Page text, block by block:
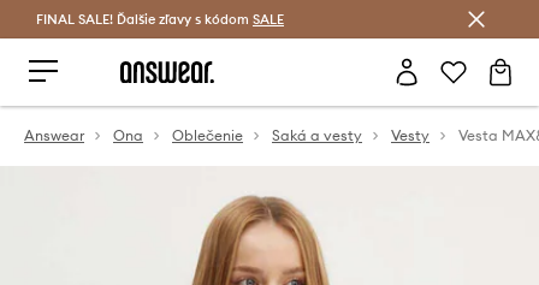
Šetrite s Answear Club >
FINAL SALE! Ďalšie zľavy s kódom SALE
Answear Ona Oblečenie Saká a vesty Vesty Vesta